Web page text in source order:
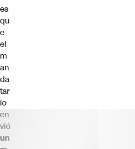
es
qu
e
el
m
an
da
tar
io
en
vió
un